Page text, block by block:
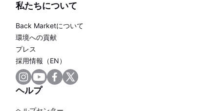
私たちについて
Back Marketについて
環境への貢献
プレス
採用情報（EN）
ヘルプ